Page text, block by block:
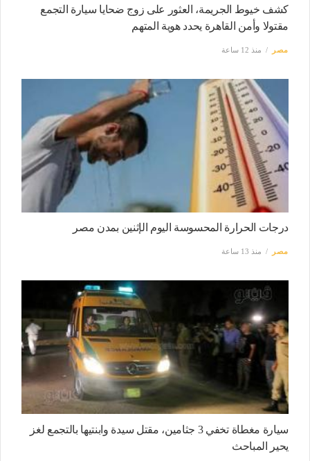
كشف خيوط الجريمة، العثور على زوج ضحايا سيارة التجمع
مقتولا وأمن القاهرة يحدد هوية المتهم
مصر منذ 12 ساعة
درجات الحرارة المحسوسة اليوم الإثنين بمدن مصر
مصر منذ 13 ساعة
سيارة مغطاة تخفي 3 جثامين، مقتل سيدة وابنتيها بالتجمع لغز
يحير المباحث